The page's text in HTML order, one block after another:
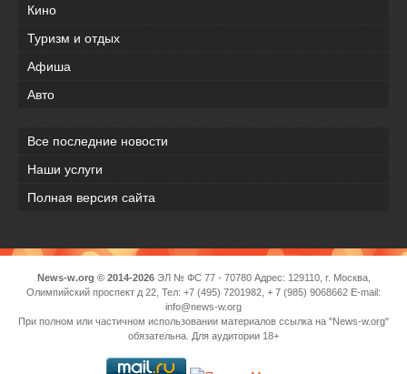
Кино
Туризм и отдых
Афиша
Авто
Все последние новости
Наши услуги
Полная версия сайта
News-w.org © 2014-2026ЭЛ № ФС 77 - 70780 Адрес: 129110, г. Москва,
Олимпийский проспект д 22, Тел: +7 (495) 7201982, + 7 (985) 9068662 E-mail:
info@news-w.org
При полном или частичном использовании материалов ссылка на "News-w.org"
обязательна. Для аудитории 18+